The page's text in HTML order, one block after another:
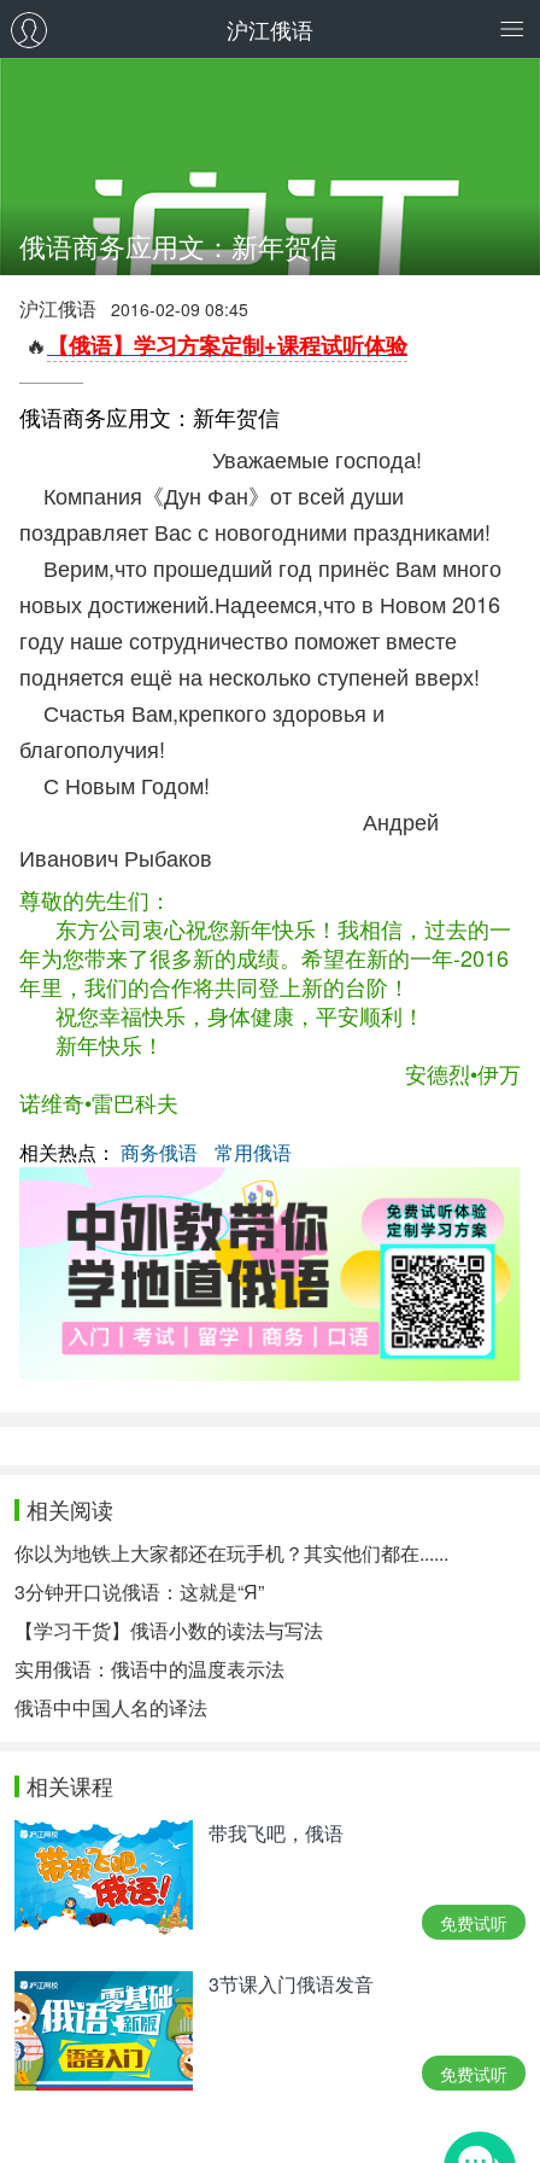
沪江俄语
俄语商务应用文：新年贺信
沪江俄语 2016-02-09 08:45
🔥 【俄语】学习方案定制+课程试听体验
俄语商务应用文：新年贺信
Уважаемые господа!
Компания《Дун Фан》от всей души
поздравляет Вас с новогодними праздниками!
Верим,что прошедший год принёс Вам много
новых достижений.Надеемся,что в Новом 2016
году наше сотрудничество поможет вместе
подняется ещё на несколько ступеней вверх!
Счастья Вам,крепкого здоровья и
благополучия!
С Новым Годом!
Андрей
Иванович Рыбаков
尊敬的先生们：
东方公司衷心祝您新年快乐！我相信，过去的一
年为您带来了很多新的成绩。希望在新的一年-2016
年里，我们的合作将共同登上新的台阶！
祝您幸福快乐，身体健康，平安顺利！
新年快乐！
安德烈•伊万
诺维奇•雷巴科夫
相关热点： 商务俄语 常用俄语
相关阅读
你以为地铁上大家都还在玩手机？其实他们都在......
3分钟开口说俄语：这就是“Я”
【学习干货】俄语小数的读法与写法
实用俄语：俄语中的温度表示法
俄语中中国人名的译法
相关课程
带我飞吧，俄语
免费试听
3节课入门俄语发音
免费试听